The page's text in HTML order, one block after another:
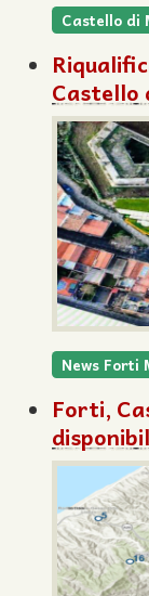
Castello di
Castello
News Forti
Forti,